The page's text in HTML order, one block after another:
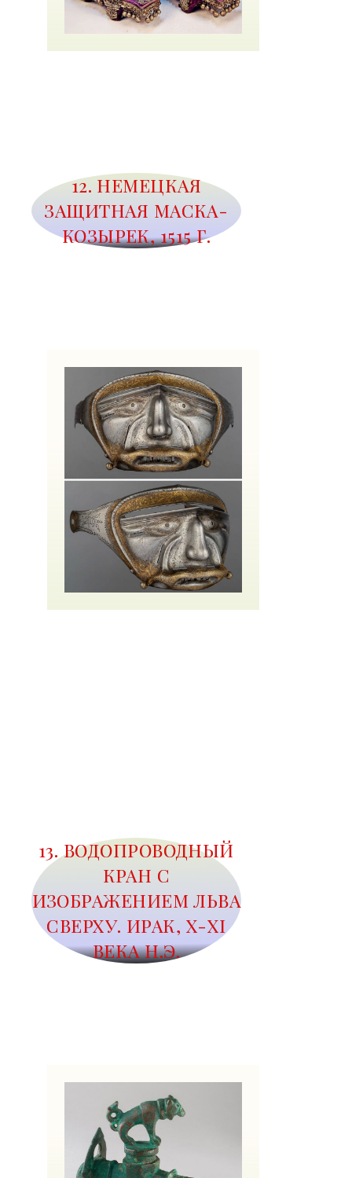
12. НЕМЕЦКАЯ
ЗАЩИТНАЯ МАСКА-
КОЗЫРЕК, 1515 Г.
13. ВОДОПРОВОДНЫЙ
КРАН С
ИЗОБРАЖЕНИЕМ ЛЬВА
СВЕРХУ. ИРАК, X-XI
ВЕКА Н.Э.